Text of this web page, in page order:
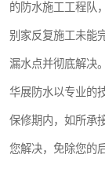
的防水施工工程队
别家反复施工未能
漏水点并彻底解决。
华展防水以专业的
保修期内，如所承
您解决，免除您的